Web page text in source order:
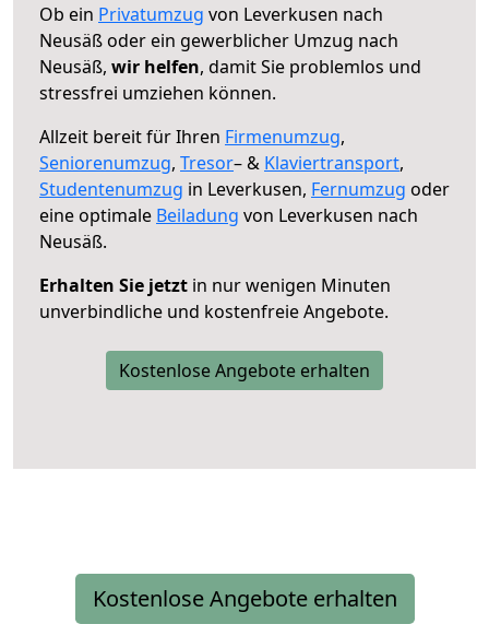
Ob ein Privatumzug von Leverkusen nach
Neusäß oder ein gewerblicher Umzug nach
Neusäß, wir helfen, damit Sie problemlos und
stressfrei umziehen können.
Allzeit bereit für Ihren Firmenumzug,
Seniorenumzug, Tresor– & Klaviertransport,
Studentenumzug in Leverkusen, Fernumzug oder
eine optimale Beiladung von Leverkusen nach
Neusäß.
Erhalten Sie jetzt in nur wenigen Minuten
unverbindliche und kostenfreie Angebote.
Kostenlose Angebote erhalten
Kostenlose Angebote erhalten